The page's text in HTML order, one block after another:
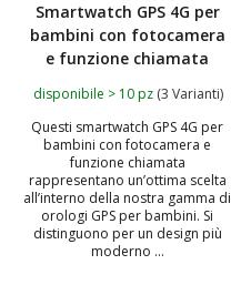
Smartwatch GPS 4G per
bambini con fotocamera
e funzione chiamata
disponibile > 10 pz (3 Varianti)
Questi smartwatch GPS 4G per
bambini con fotocamera e
funzione chiamata
rappresentano un’ottima scelta
all’interno della nostra gamma di
orologi GPS per bambini. Si
distinguono per un design più
moderno ...